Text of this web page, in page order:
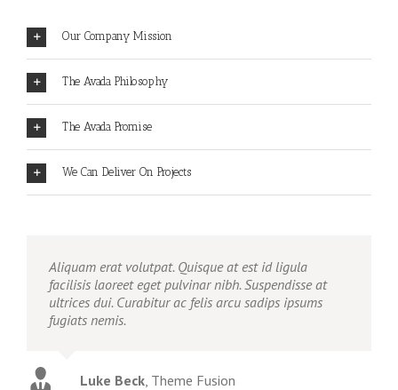
Our Company Mission
The Avada Philosophy
The Avada Promise
We Can Deliver On Projects
Aliquam erat volutpat. Quisque at est id ligula
facilisis laoreet eget pulvinar nibh. Suspendisse at
ultrices dui. Curabitur ac felis arcu sadips ipsums
fugiats nemis.
Luke Beck, Theme Fusion